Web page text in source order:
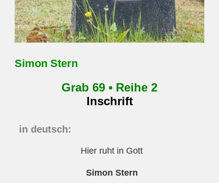
Simon Stern
Grab 69 • Reihe 2
Inschrift
in deutsch:
Hier ruht in Gott
Simon Stern